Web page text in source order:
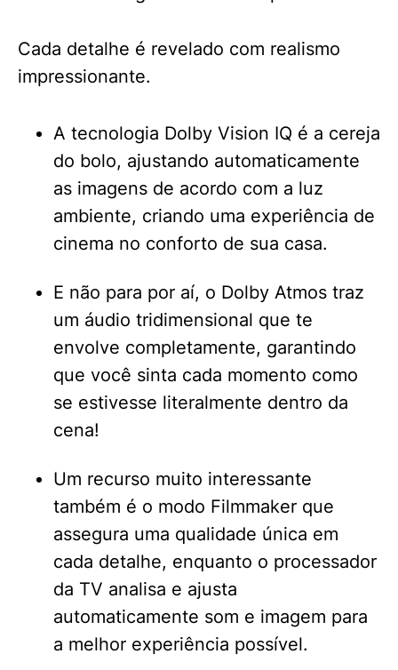
Cada detalhe é revelado com realismo
impressionante.
A tecnologia Dolby Vision IQ é a cereja
do bolo, ajustando automaticamente
as imagens de acordo com a luz
ambiente, criando uma experiência de
cinema no conforto de sua casa.
E não para por aí, o Dolby Atmos traz
um áudio tridimensional que te
envolve completamente, garantindo
que você sinta cada momento como
se estivesse literalmente dentro da
cena!
Um recurso muito interessante
também é o modo Filmmaker que
assegura uma qualidade única em
cada detalhe, enquanto o processador
da TV analisa e ajusta
automaticamente som e imagem para
a melhor experiência possível.